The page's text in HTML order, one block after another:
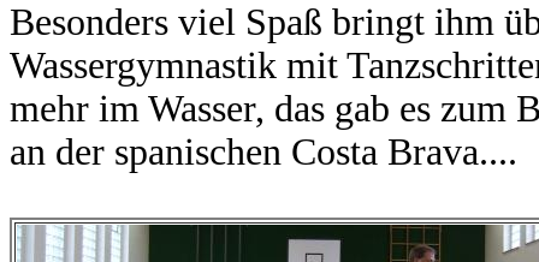
Besonders viel Spaß bringt ihm
Wassergymnastik mit
mehr im Wasser, das gab es zum
an der spanischen Costa Brava....